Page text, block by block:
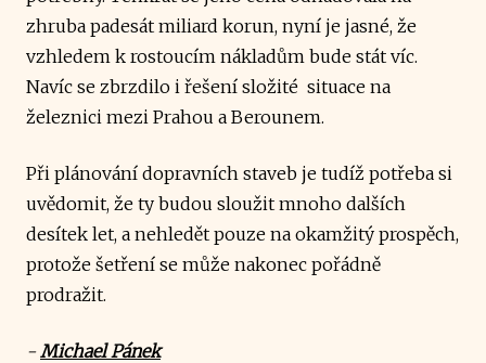
zhruba padesát miliard korun, nyní je jasné, že
vzhledem k rostoucím nákladům bude stát víc.
Navíc se zbrzdilo i řešení složité situace na
železnici mezi Prahou a Berounem.
Při plánování dopravních staveb je tudíž potřeba si
uvědomit, že ty budou sloužit mnoho dalších
desítek let, a nehledět pouze na okamžitý prospěch,
protože šetření se může nakonec pořádně
prodražit.
-Michael Pánek